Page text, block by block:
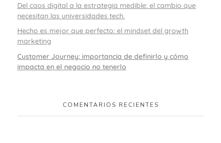
Del caos digital a la estrategia medible: el cambio que
necesitan las universidades tech.
Hecho es mejor que perfecto: el mindset del growth
marketing
Customer Journey: importancia de definirlo y cómo
impacta en el negocio no tenerlo
COMENTARIOS RECIENTES